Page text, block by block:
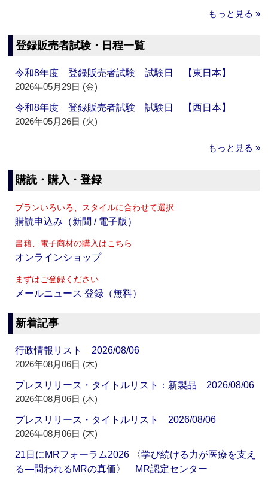
もっと見る »
登録販売者試験・日程一覧
令和8年度 登録販売者試験 試験日 【東日本】
2026年05月29日 (金)
令和8年度 登録販売者試験 試験日 【西日本】
2026年05月26日 (火)
もっと見る »
購読・購入・登録
プランいろいろ、スタイルに合わせて選択
購読申込み（新聞 / 電子版）
書籍、電子商材の購入はこちら
オンラインショップ
まずはご登録ください
メールニュース 登録（無料）
新着記事
行政情報リスト 2026/08/06
2026年08月06日 (木)
プレスリリース・タイトルリスト：新製品 2026/08/06
2026年08月06日 (木)
プレスリリース・タイトルリスト 2026/08/06
2026年08月06日 (木)
21日にMRフォーラム2026 〈学び続ける力が医療を支え
る―問われるMRの真価〉 MR認定センター